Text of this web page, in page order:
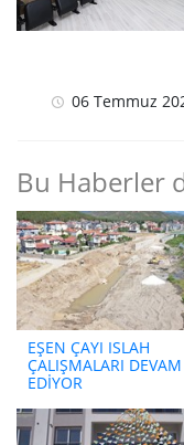
06 Temmuz
Bu Haberler
EŞEN ÇAYI ISLAH
ÇALIŞMALARI DEVAM
EDİYOR